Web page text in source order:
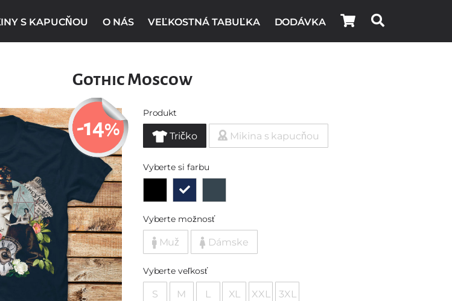
S KAPUCŇOU O NÁS VEĽKOSTNÁ TABUĽKA DODÁVKA
Gothic Moscow
-14%
Produkt
Tričko Mikina s kapucňou
Vyberte si farbu
Vyberte možnosť
Muž Dámske
Vyberte veľkosť
S M L XL XXL 3XL